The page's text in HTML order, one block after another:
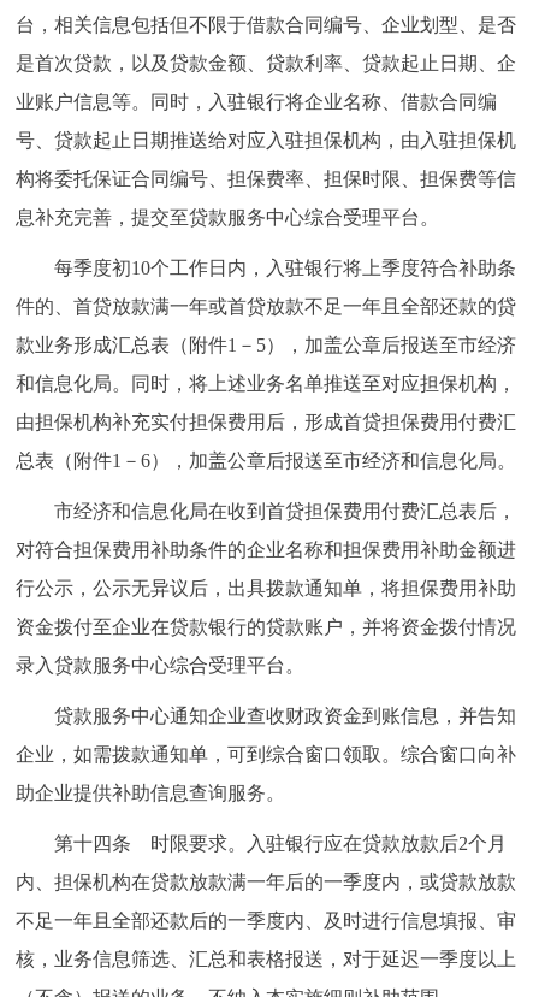
台，相关信息包括但不限于借款合同编号、企业划型、是否
是首次贷款，以及贷款金额、贷款利率、贷款起止日期、企
业账户信息等。同时，入驻银行将企业名称、借款合同编
号、贷款起止日期推送给对应入驻担保机构，由入驻担保机
构将委托保证合同编号、担保费率、担保时限、担保费等信
息补充完善，提交至贷款服务中心综合受理平台。
每季度初10个工作日内，入驻银行将上季度符合补助条
件的、首贷放款满一年或首贷放款不足一年且全部还款的贷
款业务形成汇总表（附件1－5），加盖公章后报送至市经济
和信息化局。同时，将上述业务名单推送至对应担保机构，
由担保机构补充实付担保费用后，形成首贷担保费用付费汇
总表（附件1－6），加盖公章后报送至市经济和信息化局。
市经济和信息化局在收到首贷担保费用付费汇总表后，
对符合担保费用补助条件的企业名称和担保费用补助金额进
行公示，公示无异议后，出具拨款通知单，将担保费用补助
资金拨付至企业在贷款银行的贷款账户，并将资金拨付情况
录入贷款服务中心综合受理平台。
贷款服务中心通知企业查收财政资金到账信息，并告知
企业，如需拨款通知单，可到综合窗口领取。综合窗口向补
助企业提供补助信息查询服务。
第十四条 时限要求。入驻银行应在贷款放款后2个月
内、担保机构在贷款放款满一年后的一季度内，或贷款放款
不足一年且全部还款后的一季度内、及时进行信息填报、审
核，业务信息筛选、汇总和表格报送，对于延迟一季度以上